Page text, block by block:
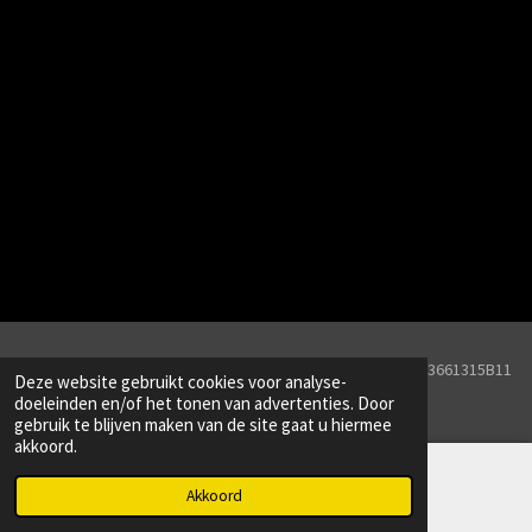
Deze website gebruikt cookies voor analyse-
doeleinden en/of het tonen van advertenties. Door
gebruik te blijven maken van de site gaat u hiermee
akkoord.
Akkoord
© 2026 Line Drive Captures KVK Nr. 82251657BTW Nr. NL003661315B11
Powered by JouwWeb